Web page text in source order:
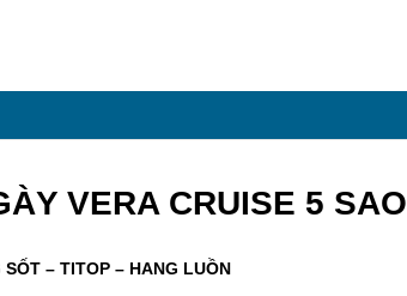
VERA CRUISE 5 SAO
– TITOP – HANG LUỒN